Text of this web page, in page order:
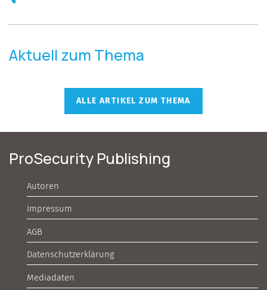
Aktuell zum Thema
ALLE ARTIKEL ZUM THEMA
ProSecurity Publishing
Autoren
Impressum
AGB
Datenschutzerklärung
Mediadaten